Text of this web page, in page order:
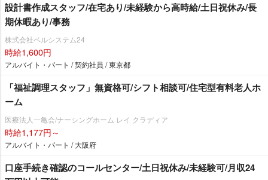
設計書作成スタッフ/在宅あり/未経験から高時給/土日祝休み/長
期休暇あり/事務
株式会社ベルシステム24
時給1,600円
アルバイト・パート / 契約社員 / 東京都
「福祉調理スタッフ」無資格可/シフト相談可/住宅型有料老人ホ
ーム
医療法人一亀会/ナーシングホーム レイ クラディア
時給1,177円～
アルバイト・パート / 大阪府
口座手続き確認のコールセンター/土日祝休み/未経験可/月収24